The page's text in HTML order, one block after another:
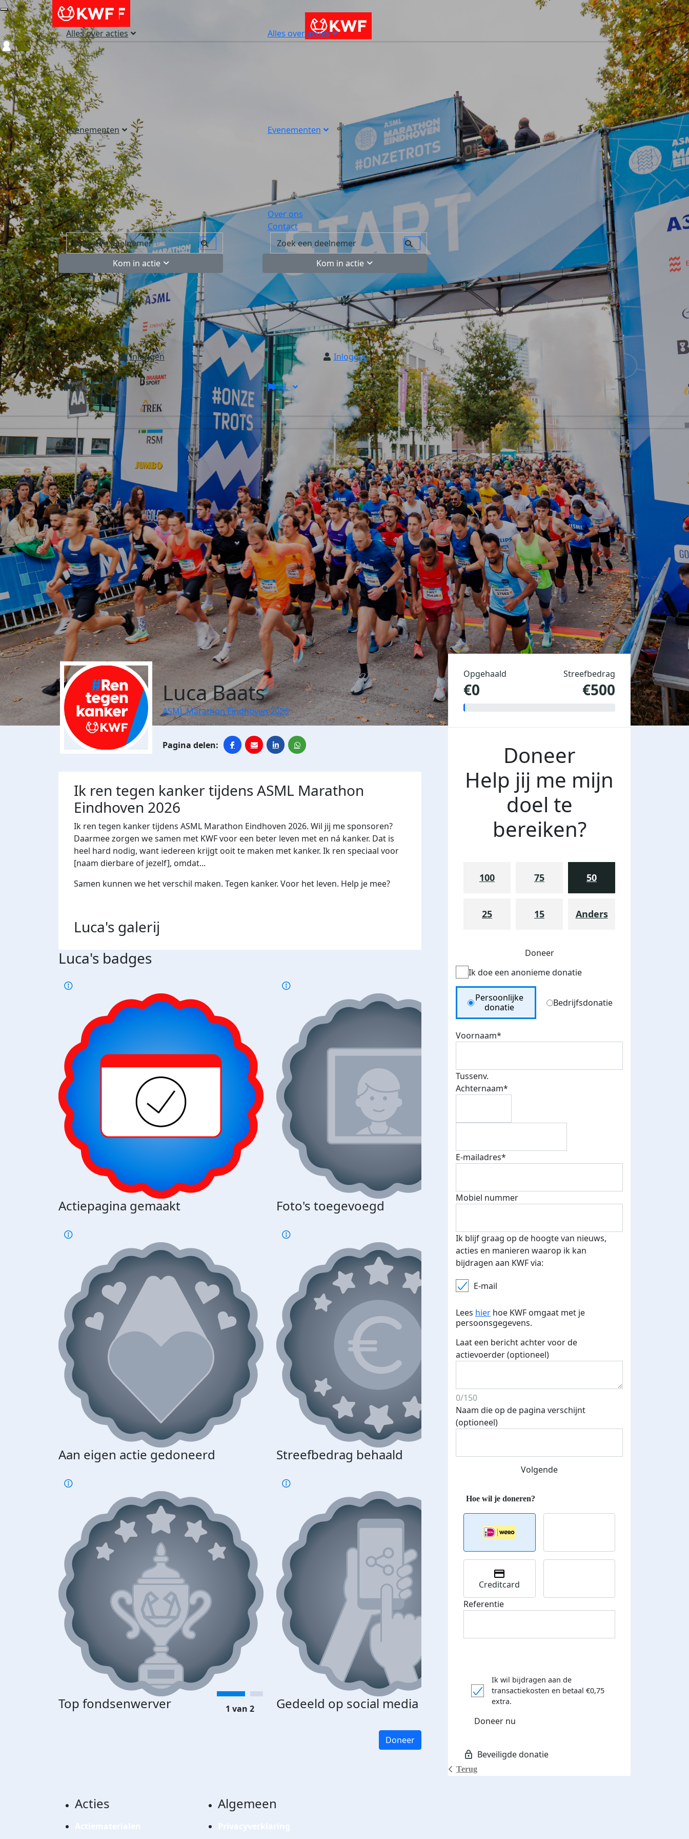
Alles over acties
Evenementen
Over ons
Contact
Kom in actie
Inloggen
NL
Alles over acties
Evenementen
Over ons
Contact
Kom in actie
Inloggen
NL
Login
Luca Baats
ASML Marathon Eindhoven 2026
Ik ren tegen kanker tijdens ASML Marathon
Eindhoven 2026
Ik ren tegen kanker tijdens ASML Marathon Eindhoven 2026. Wil jij me sponsoren?
Daarmee zorgen we samen met KWF voor een beter leven met en ná kanker. Dat is
heel hard nodig, want iedereen krijgt ooit te maken met kanker. Ik ren speciaal voor
[naam dierbare of jezelf], omdat...
Samen kunnen we het verschil maken. Tegen kanker. Voor het leven. Help je mee?
Luca's galerij
Luca's badges
Actiepagina gemaakt Foto's toegevoegd E-mails verstuurd
Aan eigen actie gedoneerd Streefbedrag behaald Streefbedrag verhoogd
Top fondsenwerver Gedeeld op social media Donateurs bedankt
Bij 500 euro aan donaties ontvang
je je speciale KWF t-shirt!
1 van 2
Doneer
Opgehaald
€0
Streefbedrag
€500
Doneer
Help jij me mijn
doel te
bereiken?
100 75 50
25 15 Anders
Doneer
Ik doe een anonieme donatie
Donation Type
Persoonlijke
donatie
Bedrijfsdonatie
Voornaam*
Tussenv.
Achternaam*
E-mailadres*
Mobiel nummer
Ik blijf graag op de hoogte van nieuws,
acties en manieren waarop ik kan
bijdragen aan KWF via:
E-mail
Lees hier hoe KWF omgaat met je
persoonsgegevens.
Laat een bericht achter voor de
actievoerder (optioneel)
0/150
Naam die op de pagina verschijnt
(optioneel)
Volgende
Terug
Creditcard
Referentie
Ik wil bijdragen aan de
transactiekosten en betaal €0,75
extra.
Doneer nu
Acties Algemeen